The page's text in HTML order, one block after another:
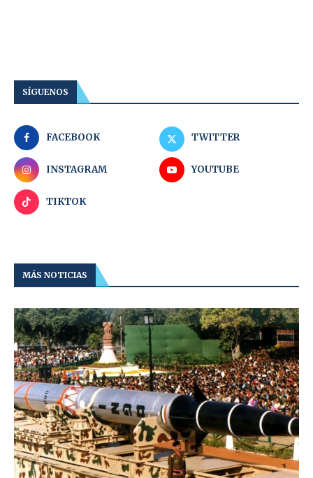
SÍGUENOS
FACEBOOK TWITTER
INSTAGRAM YOUTUBE
TIKTOK
MÁS NOTICIAS